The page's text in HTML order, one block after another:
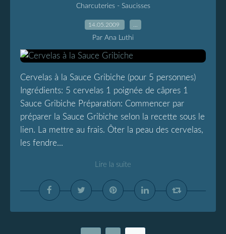
Charcuteries - Saucisses
14.05.2009
Par Ana Luthi
Cervelas à la Sauce Gribiche (pour 5 personnes)
Ingrédients: 5 cervelas 1 poignée de câpres 1
Sauce Gribiche Préparation: Commencer par
préparer la Sauce Gribiche selon la recette sous le
lien. La mettre au frais. Ôter la peau des cervelas,
les fendre...
Lire la suite